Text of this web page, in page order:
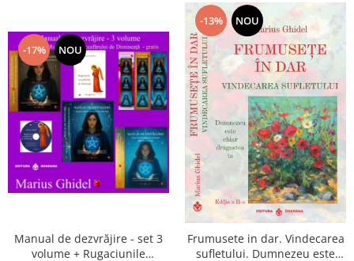
-17% NOU
Manual de dezvrăjire - set 3
volume + Rugaciunile
-13% NOU
Frumusete in dar. Vindecarea
sufletului. Dumnezeu este